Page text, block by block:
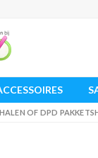
OF DPD